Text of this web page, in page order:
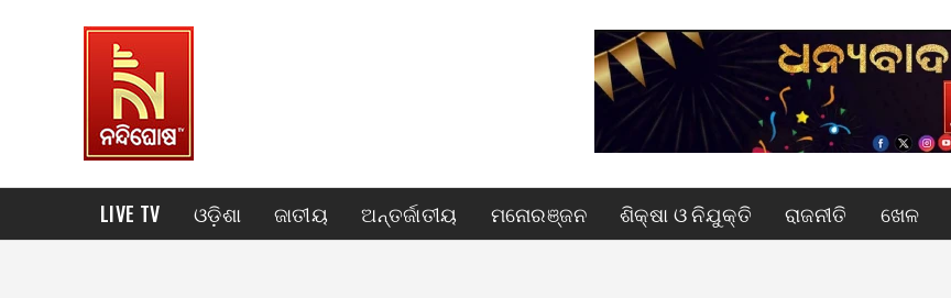
LIVE TV ଓଡ଼ିଶା ଜାତୀୟ ଅନ୍ତର୍ଜାତୀୟ ମନୋରଞ୍ଜନ ଶିକ୍ଷା ଓ ନିଯୁକ୍ତି ରାଜନୀତି ଖେଳ